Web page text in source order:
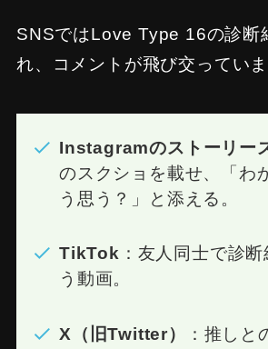
SNSではLove Type 16の診断
れ、コメントが飛び交っていま
Instagramのストーリー
のスクショを載せ、「わ
う思う？」と添える。
TikTok ：友人同士で診
う動画。
X（旧Twitter）
：推しと